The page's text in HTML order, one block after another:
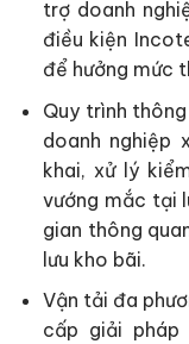
trợ doanh
điều kiện
để hưởng mức
Quy trình
doanh
khai, xử lý
vướng mắc tại
gian thông
lưu kho bãi.
Vận tải đa
cấp giải pháp